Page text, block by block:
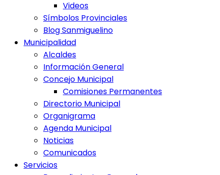
Videos
Símbolos Provinciales
Blog Sanmiguelino
Municipalidad
Alcaldes
Información General
Concejo Municipal
Comisiones Permanentes
Directorio Municipal
Organigrama
Agenda Municipal
Noticias
Comunicados
Servicios